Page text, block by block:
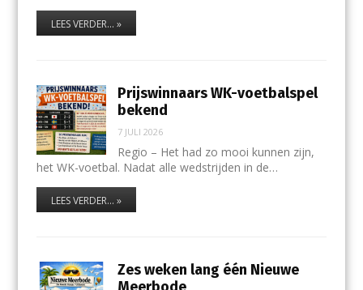
LEES VERDER... »
Prijswinnaars WK-voetbalspel
bekend
7 JULI 2026
Regio – Het had zo mooi kunnen zijn,
het WK-voetbal. Nadat alle wedstrijden in de…
LEES VERDER... »
Zes weken lang één Nieuwe